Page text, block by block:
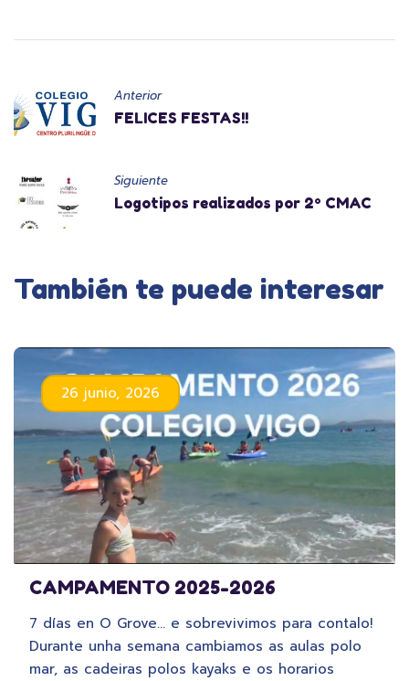
Anterior
FELICES FESTAS!!
Siguiente
Logotipos realizados por 2º CMAC
También te puede interesar
26 junio, 2026
CAMPAMENTO 2025-2026
7 días en O Grove… e sobrevivimos para contalo!
Durante unha semana cambiamos as aulas polo
mar, as cadeiras polos kayaks e os horarios